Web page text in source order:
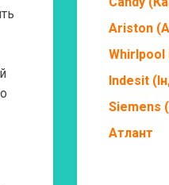
Ariston
Whirlpool
Indesit
Siemens
Атлант